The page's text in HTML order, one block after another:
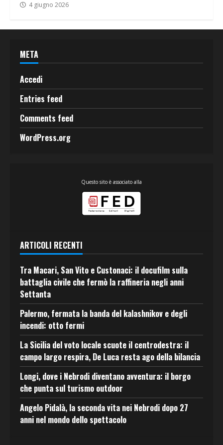
4 giugno 2026
META
Accedi
Entries feed
Comments feed
WordPress.org
Questo sito è associato alla
ARTICOLI RECENTI
Tra Macari, San Vito e Custonaci: il docufilm sulla
battaglia civile che fermò la raffineria negli anni
Settanta
Palermo, fermata la banda del kalashnikov e degli
incendi: otto fermi
La Sicilia del voto locale scuote il centrodestra: il
campo largo respira, De Luca resta ago della bilancia
Longi, dove i Nebrodi diventano avventura: il borgo
che punta sul turismo outdoor
Angelo Pidalà, la seconda vita nei Nebrodi dopo 27
anni nel mondo dello spettacolo